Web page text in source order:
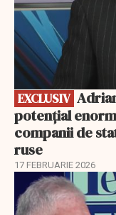
EXCLUSIV
potențial
companii de
ruse
17 FEBRUARIE 2026
EXCLUSIV